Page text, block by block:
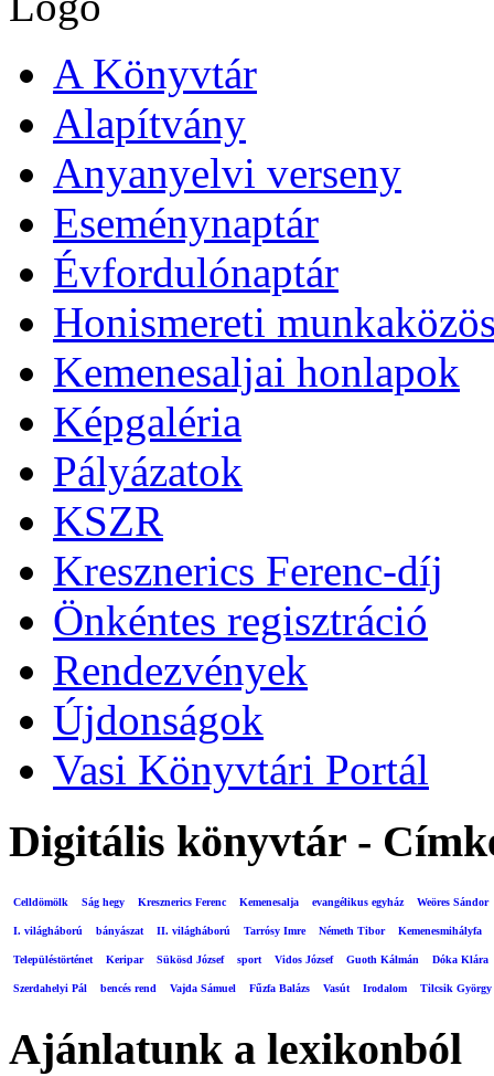
A Könyvtár
Alapítvány
Anyanyelvi verseny
Eseménynaptár
Évfordulónaptár
Honismereti
Kemenesaljai honlapok
Képgaléria
Pályázatok
KSZR
Kresznerics Ferenc-díj
Önkéntes regisztráció
Rendezvények
Újdonságok
Vasi Könyvtári Portál
Digitális könyvtár -
Celldömölk Ság hegy Kresznerics Ferenc Kemenesalja evangélikus egyház Weöres Sándor
I. világháború bányászat II. világháború Tarrósy Imre Németh Tibor Kemenesmihályfa
Településtörténet Keripar Sükösd József sport Vidos József Guoth Kálmán Dóka Klára
Szerdahelyi Pál bencés rend Vajda Sámuel Fűzfa Balázs Vasút Irodalom Tilcsik György
Ajánlatunk a lexikonból